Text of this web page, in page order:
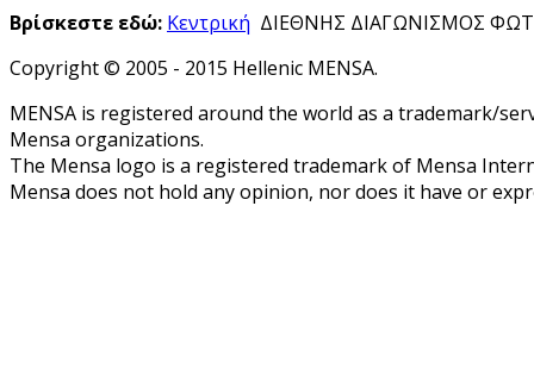
Βρίσκεστε εδώ: Κεντρική ΔΙΕΘΝΗΣ ΔΙΑΓΩΝΙΣΜΟΣ
Copyright © 2005 - 2015 Hellenic MENSA.
MENSA is registered around the world as a trademark/
Mensa organizations.
The Mensa logo is a registered trademark of Mensa
Mensa does not hold any opinion, nor does it have or